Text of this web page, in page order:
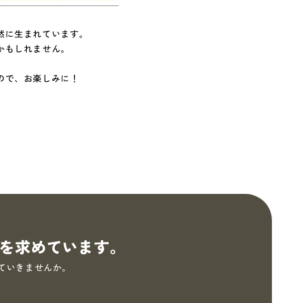
生まれています。
しれません。
、お楽しみに！
求めています。
きませんか。